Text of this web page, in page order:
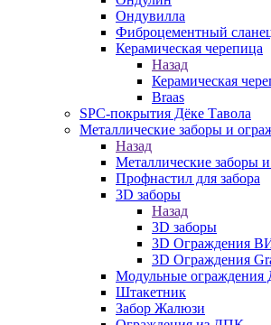
Ондувилла
Фиброцементный
Керамическая черепица
Назад
Керамическая
Braas
SPC-покрытия Дёке Тавола
Металлические заборы и
Назад
Металлические заборы
Профнастил для забора
3D заборы
Назад
3D заборы
3D Ограждения
3D Ограждения
Модульные ограждения
Штакетник
Забор Жалюзи